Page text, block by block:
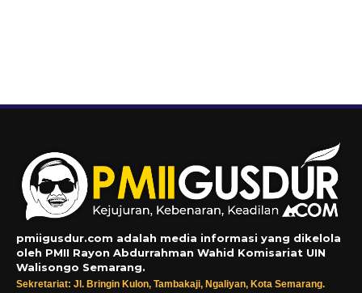
pmiigusdur.com adalah media informasi yang dikelola
oleh PMII Rayon Abdurrahman Wahid Komisariat UIN
Walisongo Semarang.
Sekretariat: Jl. Bringin Kulon, Tambakaji, Ngaliyan, Kota Semarang.